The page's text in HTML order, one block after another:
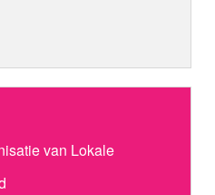
van Lokale